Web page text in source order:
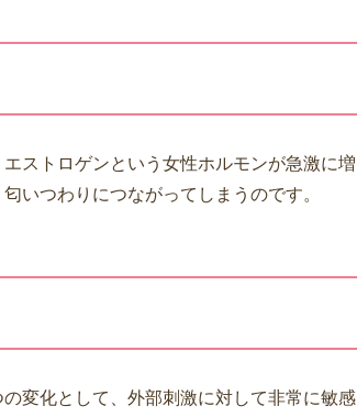
ストロゲンという女性ホルモンが急激に増
いつわりにつながってしまうのです。
変化として、外部刺激に対して非常に敏感